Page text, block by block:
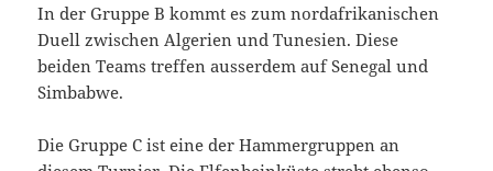
In der Gruppe B kommt es zum nordafrikanischen
Duell zwischen Algerien und Tunesien. Diese
beiden Teams treffen ausserdem auf Senegal und
Simbabwe.
Die Gruppe C ist eine der Hammergruppen an